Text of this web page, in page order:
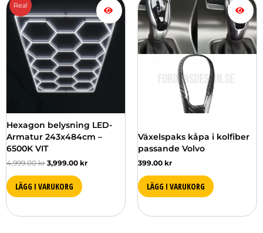
Rea!
Hexagon belysning LED-
Armatur 243x484cm –
6500K VIT
4,999.00kr
priset
var:
4,999.00 kr.
3,999.00 kr
nuvarande
priset
är:
3,999.00 kr.
LÄGG I VARUKORG
Växelspaks kåpa i kolfiber
passande Volvo
399.00 kr
LÄGG I VARUKORG